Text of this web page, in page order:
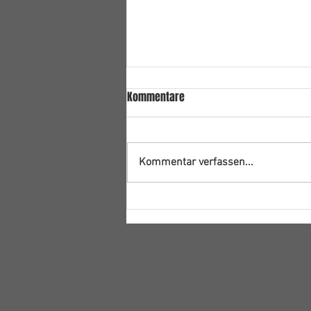
Frohe Weihnachten
Kommentare
Kommentar verfassen...